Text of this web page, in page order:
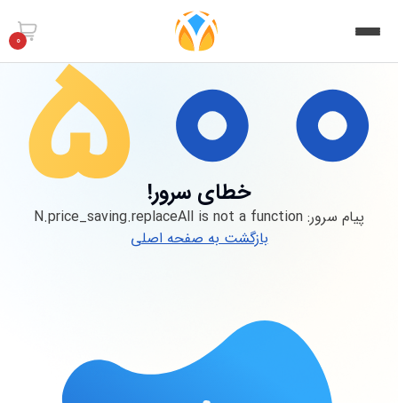
0
خطای سرور!
پیام سرور: N.price_saving.replaceAll is not a function
بازگشت به صفحه اصلی